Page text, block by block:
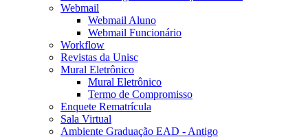
Webmail
Webmail Aluno
Webmail Funcionário
Workflow
Revistas da Unisc
Mural Eletrônico
Mural Eletrônico
Termo de Compromisso
Enquete Rematrícula
Sala Virtual
Ambiente Graduação EAD - Antigo